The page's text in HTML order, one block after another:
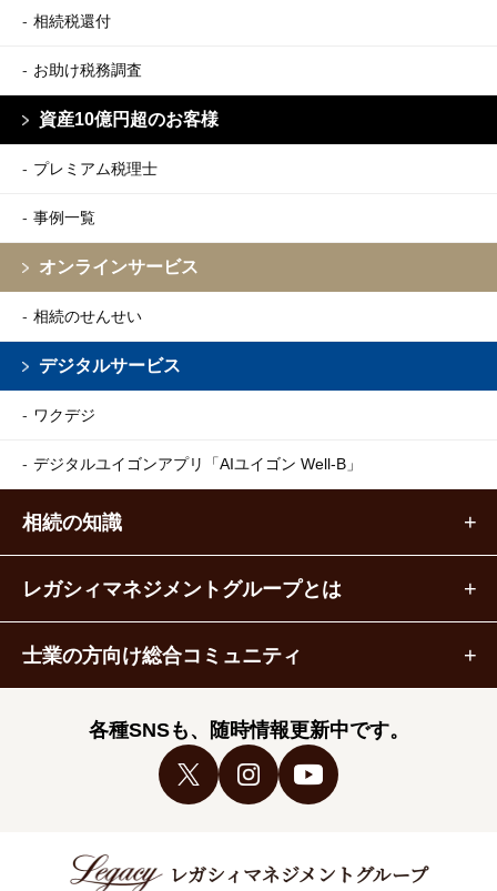
相続税還付
お助け税務調査
資産10億円超のお客様
プレミアム税理士
事例一覧
オンラインサービス
相続のせんせい
デジタルサービス
ワクデジ
デジタルユイゴンアプリ 「AIユイゴン Well-B」
相続の知識
レガシィマネジメントグループとは
士業の方向け総合コミュニティ
各種SNSも、随時情報更新中です。
レガシィマネジメントグループ